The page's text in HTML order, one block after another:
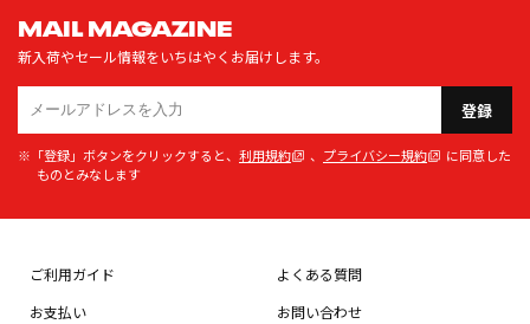
MAIL MAGAZINE
新入荷やセール情報をいちはやくお届けします。
登録
※「登録」ボタンをクリックすると、 利用規約 、 プライバシー規約
に同意した
ものとみなします
ご利用ガイド
お支払い
よくある質問
お問い合わせ